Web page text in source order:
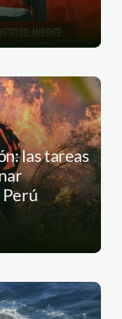
las tareas